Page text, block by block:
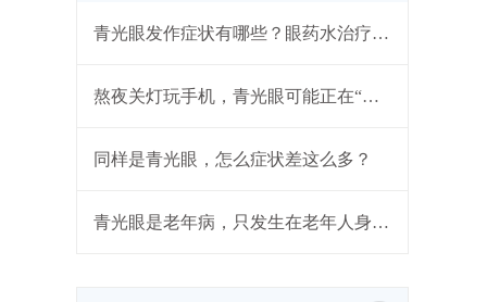
青光眼发作症状有哪些？眼药水治疗能好吗？
熬夜关灯玩手机，青光眼可能正在“靠近”
同样是青光眼，怎么症状差这么多？
青光眼是老年病，只发生在老年人身上？